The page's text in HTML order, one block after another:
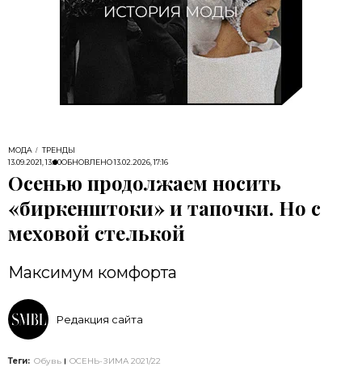
МОДА
ТРЕНДЫ
13.09.2021, 13:00ОБНОВЛЕНО13.02.2026, 17:16
Осенью продолжаем носить
«биркенштоки» и тапочки. Но c
меховой стелькой
Максимум комфорта
Редакция сайта
Теги: Обувь ОСЕНЬ-ЗИМА 2021/22